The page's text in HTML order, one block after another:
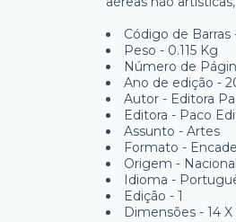
Código de
Peso - 0.115 Kg
Número de
Ano de edição -
Autor - Editora
Editora - Paco
Assunto - Artes
Formato -
Origem - Nacional
Idioma -
Edição - 1
Dimensões - 14 X